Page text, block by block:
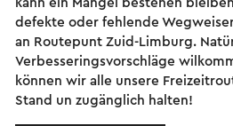
kann ein Mangel bestehen
defekte oder fehlende
an Routepunt Zuid-Limburg.
Verbesseringsvorschläge
können wir alle unsere
Stand un zugänglich halten!